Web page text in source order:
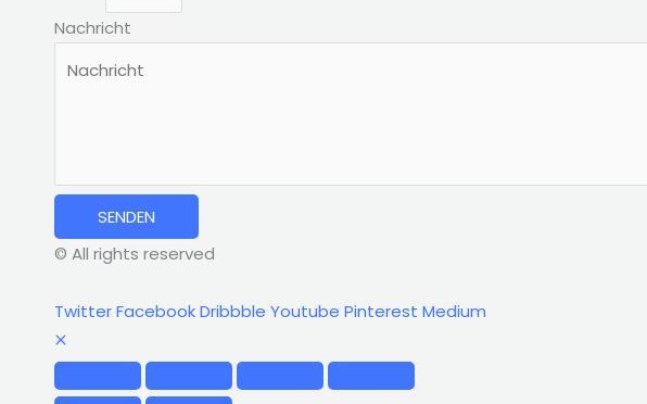
Nachricht
SENDEN
© All rights reserved
TwitterFacebookDribbble Youtube Pinterest Medium